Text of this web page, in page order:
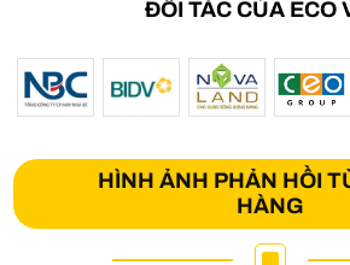
ĐỐI TÁC CỦA ECO
HÌNH ẢNH PHẢN HỒI
HÀNG